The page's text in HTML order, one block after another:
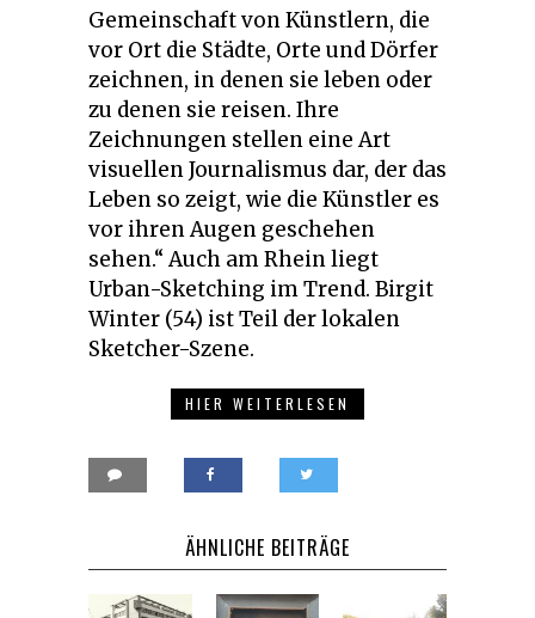
Gemeinschaft von Künstlern, die
vor Ort die Städte, Orte und Dörfer
zeichnen, in denen sie leben oder
zu denen sie reisen. Ihre
Zeichnungen stellen eine Art
visuellen Journalismus dar, der das
Leben so zeigt, wie die Künstler es
vor ihren Augen geschehen
sehen.“ Auch am Rhein liegt
Urban-Sketching im Trend. Birgit
Winter (54) ist Teil der lokalen
Sketcher-Szene.
HIER WEITERLESEN
ÄHNLICHE BEITRÄGE